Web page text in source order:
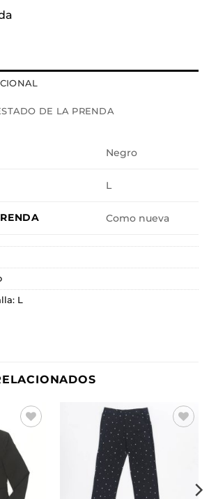
DE LA PRENDA
Negro
L
Como nueva
L
Añadir
lista de
deseos